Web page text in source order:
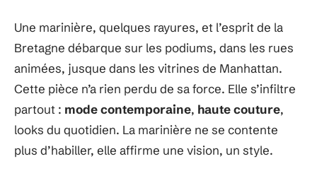
Une marinière, quelques rayures, et l’esprit de la
Bretagne débarque sur les podiums, dans les rues
animées, jusque dans les vitrines de Manhattan.
Cette pièce n’a rien perdu de sa force. Elle s’infiltre
partout : mode contemporaine, haute couture,
looks du quotidien. La marinière ne se contente
plus d’habiller, elle affirme une vision, un style.